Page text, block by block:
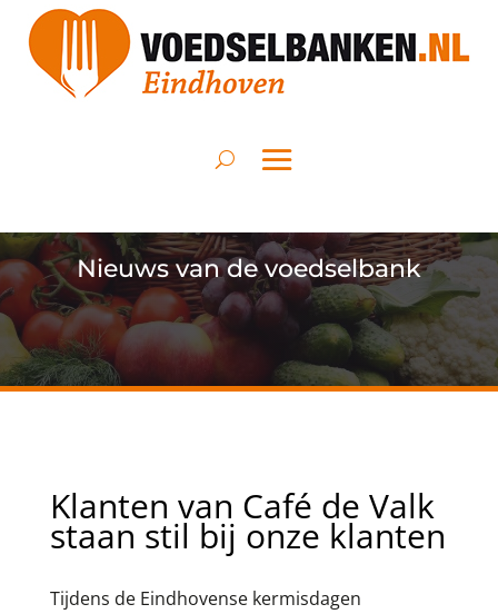
Nieuws van de voedselbank
Klanten van Café de Valk
staan stil bij onze klanten
Tijdens de Eindhovense kermisdagen